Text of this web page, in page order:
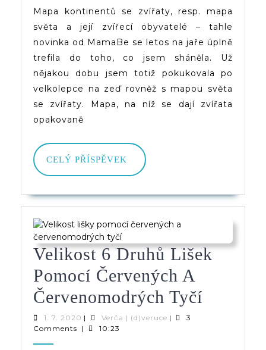
Zvířaty
Od
MamaBe
Mapa kontinentů se zvířaty, resp. mapa
světa a její zvířecí obyvatelé – tahle
novinka od MamaBe se letos na jaře úplně
trefila do toho, co jsem sháněla. Už
nějakou dobu jsem totiž pokukovala po
velkolepce na zeď rovněž s mapou světa
se zvířaty. Mapa, na níž se dají zvířata
opakovaně
CELÝ PŘÍSPĚVEK
CELÝ
PŘÍSPĚVEK
Velikost 6 Druhů Lišek
Pomocí Červených A
Červenomodrých Tyčí
1. 7. 2020 1.
7.
| Verča | (d)veruceVerča
|
3
Comments | 10:23